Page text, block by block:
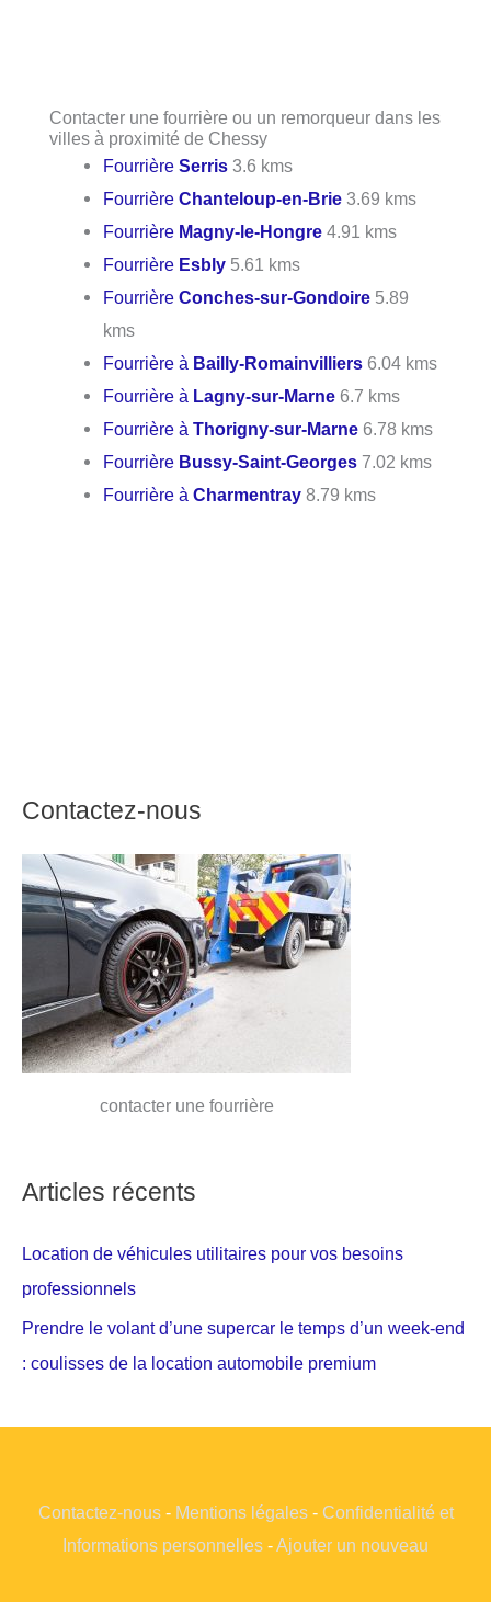
Contacter une fourrière ou un remorqueur dans les
villes à proximité de Chessy
FourrièreSerris 3.6 kms
FourrièreChanteloup-en-Brie 3.69 kms
Fourrière Magny-le-Hongre 4.91 kms
Fourrière Esbly 5.61 kms
FourrièreConches-sur-Gondoire 5.89
kms
Fourrière à Bailly-Romainvilliers 6.04 kms
Fourrière à Lagny-sur-Marne 6.7 kms
Fourrière àThorigny-sur-Marne 6.78 kms
Fourrière Bussy-Saint-Georges 7.02 kms
Fourrière àCharmentray 8.79 kms
Contactez-nous
contacter une fourrière
Articles récents
Location de véhicules utilitaires pour vos besoins
professionnels
Prendre le volant d’une supercar le temps d’un week-end
: coulisses de la location automobile premium
Contactez-nous- Mentions légales- Confidentialité et
Informations personnelles -Ajouter un nouveau